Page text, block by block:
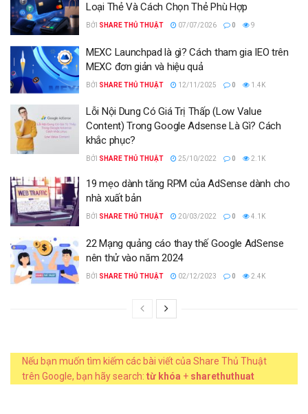
Loại Thẻ Và Cách Chọn Thẻ Phù Hợp
BỞI SHARE THỦ THUẬT 07/07/2026 0 9
MEXC Launchpad là gì? Cách tham gia IEO trên
MEXC đơn giản và hiệu quả
BỞI SHARE THỦ THUẬT 12/11/2025 0 1.4K
Lỗi Nội Dung Có Giá Trị Thấp (Low Value
Content) Trong Google Adsense Là Gì? Cách
khắc phục?
BỞI SHARE THỦ THUẬT 25/10/2022 0 2.1K
19 mẹo dành tăng RPM của AdSense dành cho
nhà xuất bản
BỞI SHARE THỦ THUẬT 20/03/2022 0 4.1K
22 Mạng quảng cáo thay thế Google AdSense
nên thử vào năm 2024
BỞI SHARE THỦ THUẬT 02/12/2023 0 2.4K
Nếu bạn muốn tìm kiếm các bài viết của Share Thủ Thuật
trên Google, bạn hãy search: từ khóa + sharethuthuat